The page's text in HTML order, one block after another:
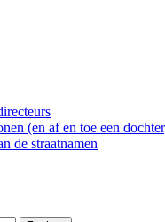
(en af en toe een
de straatnamen